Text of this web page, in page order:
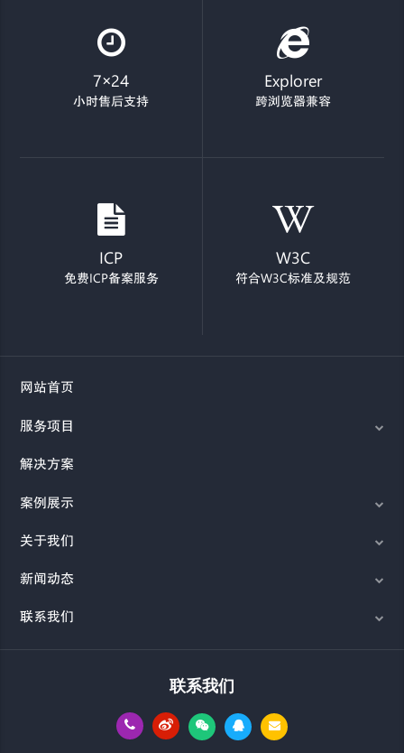
7×24
小时售后支持
Explorer
跨浏览器兼容
ICP
免费ICP备案服务
W3C
符合W3C标准及规范
网站首页
服务项目
解决方案
案例展示
关于我们
新闻动态
联系我们
联系我们